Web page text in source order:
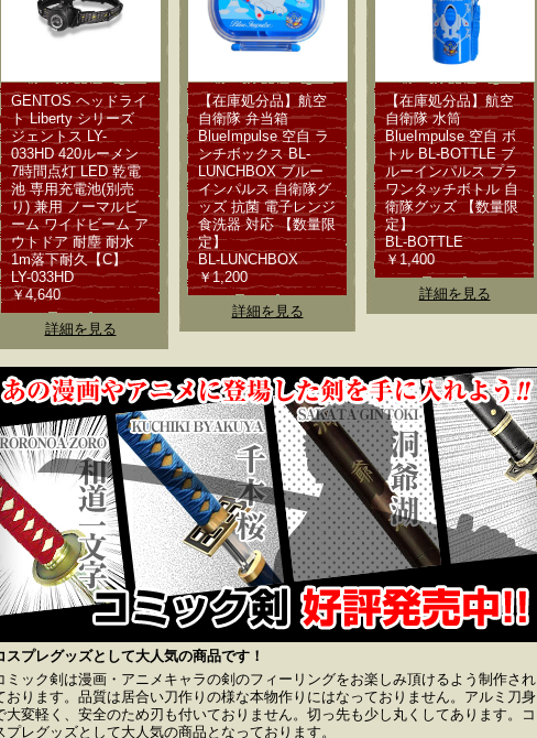
GENTOS ヘッドライ
ト Liberty シリーズ
ジェントス LY-
033HD 420ルーメン
7時間点灯 LED 乾電
池 専用充電池(別売
り) 兼用 ノーマルビ
ーム ワイドビーム ア
ウトドア 耐塵 耐水
1m落下耐久【C】
LY-033HD
￥4,640
詳細を見る
【在庫処分品】航空
自衛隊 弁当箱
BlueImpulse 空自 ラ
ンチボックス BL-
LUNCHBOX ブルー
インパルス 自衛隊グ
ッズ 抗菌 電子レンジ
食洗器 対応 【数量限
定】
BL-LUNCHBOX
￥1,200
詳細を見る
【在庫処分品】航空
自衛隊 水筒
BlueImpulse 空自 ボ
トル BL-BOTTLE ブ
ルーインパルス プラ
ワンタッチボトル 自
衛隊グッズ 【数量限
定】
BL-BOTTLE
￥1,400
詳細を見る
スプレグッズとして大人気の商品です！
ミック剣は漫画・アニメキャラの剣のフィーリングをお楽しみ頂けるよう制作され
おります。品質は居合い刀作りの様な本物作りにはなっておりません。アルミ刀身
大変軽く、安全のため刃も付いておりません。切っ先も少し丸くしてあります。コ
プレグッズとして大人気の商品となっております。